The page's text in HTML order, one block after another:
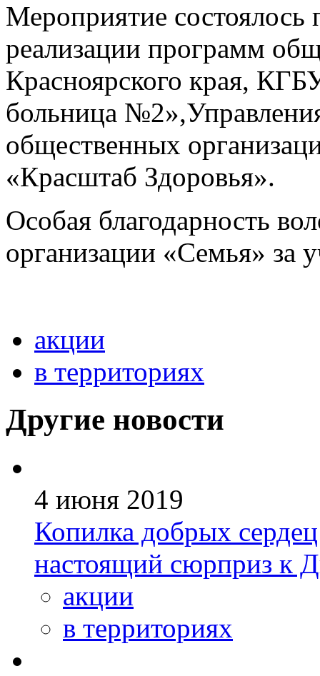
Мероприятие состоялось
реализации программ
Красноярского края,
больница
общественных
«Красштаб Здоровья».
Особая благодарность
организации «Семья» за
акции
в территориях
Другие новости
4 июня 2019
Копилка добрых
настоящий сюрприз к
акции
в территориях